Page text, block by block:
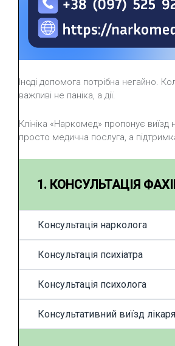
Іноді допомога потрібна негайно.
важливі не паніка, а дії.
Клініка «Наркомед» пропонує
просто медична послуга, а
1. КОНСУЛЬТАЦІЯ
Консультація нарколога
Консультація психіатра
Консультація психолога
Консультативний виїзд